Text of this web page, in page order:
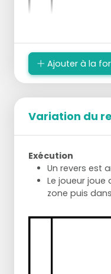
Ajouter à la
Variation du
Exécution
Un revers est
Le joueur
zone puis